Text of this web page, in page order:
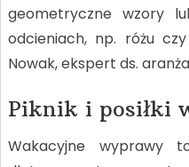
geometryczne wzory
odcieniach, np. różu
Nowak, ekspert ds.
Piknik i posiłki
Wakacyjne wyprawy